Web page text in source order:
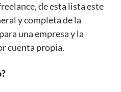
de esta lista este
y completa de la
una empresa y la
cuenta propia.